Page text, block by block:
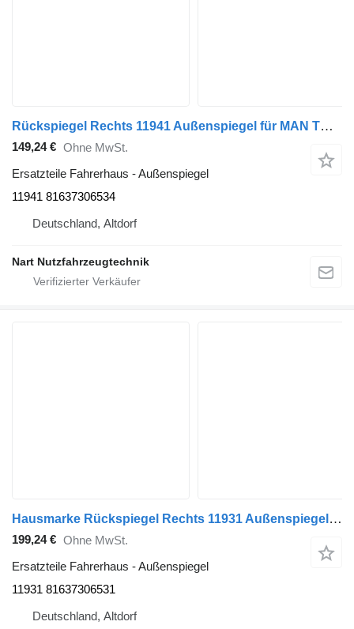
Rückspiegel Rechts 11941 Außenspiegel für MAN TGS LKW
149,24 € Ohne MwSt.
Ersatzteile Fahrerhaus - Außenspiegel
11941 81637306534
Deutschland, Altdorf
Nart Nutzfahrzeugtechnik
Hausmarke Rückspiegel Rechts 11931 Außenspiegel für MAN TGX LKW
199,24 € Ohne MwSt.
Ersatzteile Fahrerhaus - Außenspiegel
11931 81637306531
Deutschland, Altdorf